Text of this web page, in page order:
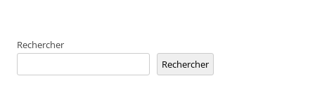
Rechercher
Rechercher